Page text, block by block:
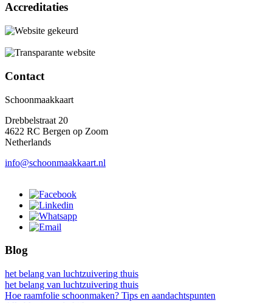
Accreditaties
Contact
Schoonmaakkaart
Drebbelstraat 20
4622 RC Bergen op Zoom
Netherlands
info@schoonmaakkaart.nl
Blog
het belang van luchtzuivering thuis
het belang van luchtzuivering thuis
Hoe raamfolie schoonmaken? Tips en aandachtspunten